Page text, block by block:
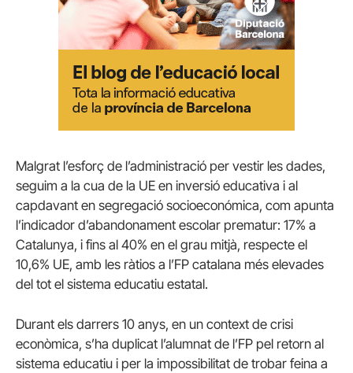
Malgrat l’esforç de l’administració per vestir les dades,
seguim a la cua de la UE en inversió educativa i al
capdavant en segregació socioeconómica, com apunta
l’indicador d’abandonament escolar prematur: 17% a
Catalunya, i fins al 40% en el grau mitjà, respecte el
10,6% UE, amb les ràtios a l’FP catalana més elevades
del tot el sistema educatiu estatal.
Durant els darrers 10 anys, en un context de crisi
econòmica, s’ha duplicat l’alumnat de l’FP pel retorn al
sistema educatiu i per la impossibilitat de trobar feina a